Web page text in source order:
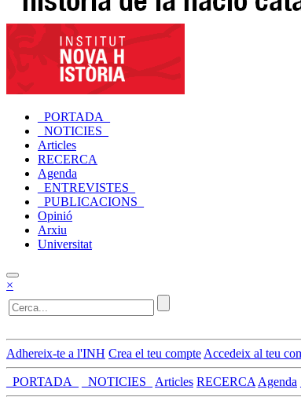
_PORTADA_
_NOTICIES_
Articles
RECERCA
Agenda
_ENTREVISTES_
_PUBLICACIONS_
Opinió
Arxiu
Universitat
×
Adhereix-te a l'INH Crea el teu compte Accedeix al teu
_PORTADA_ _NOTICIES_ Articles RECERCA Agenda